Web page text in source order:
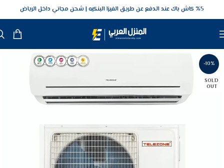
5‎% كاش باك عند الدفع عن طريق الفيزا البنكيه شحن مجاني داخل الرياض
-10%
SOLD
OUT